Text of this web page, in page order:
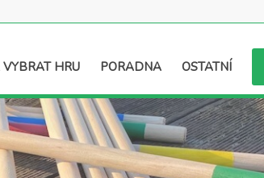
VYBRAT HRU PORADNA OSTATNÍ